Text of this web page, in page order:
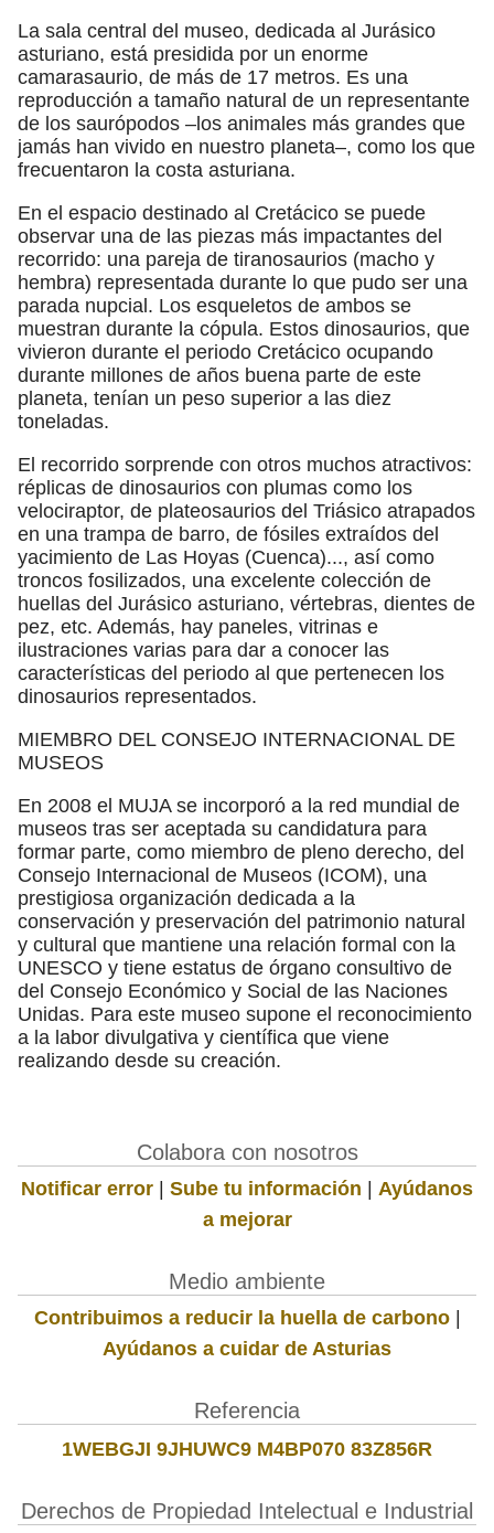
La sala central del museo, dedicada al Jurásico
asturiano, está presidida por un enorme
camarasaurio, de más de 17 metros. Es una
reproducción a tamaño natural de un representante
de los saurópodos –los animales más grandes que
jamás han vivido en nuestro planeta–, como los que
frecuentaron la costa asturiana.
En el espacio destinado al Cretácico se puede
observar una de las piezas más impactantes del
recorrido: una pareja de tiranosaurios (macho y
hembra) representada durante lo que pudo ser una
parada nupcial. Los esqueletos de ambos se
muestran durante la cópula. Estos dinosaurios, que
vivieron durante el periodo Cretácico ocupando
durante millones de años buena parte de este
planeta, tenían un peso superior a las diez
toneladas.
El recorrido sorprende con otros muchos atractivos:
réplicas de dinosaurios con plumas como los
velociraptor, de plateosaurios del Triásico atrapados
en una trampa de barro, de fósiles extraídos del
yacimiento de Las Hoyas (Cuenca)..., así como
troncos fosilizados, una excelente colección de
huellas del Jurásico asturiano, vértebras, dientes de
pez, etc. Además, hay paneles, vitrinas e
ilustraciones varias para dar a conocer las
características del periodo al que pertenecen los
dinosaurios representados.
MIEMBRO DEL CONSEJO INTERNACIONAL DE
MUSEOS
En 2008 el MUJA se incorporó a la red mundial de
museos tras ser aceptada su candidatura para
formar parte, como miembro de pleno derecho, del
Consejo Internacional de Museos (ICOM), una
prestigiosa organización dedicada a la
conservación y preservación del patrimonio natural
y cultural que mantiene una relación formal con la
UNESCO y tiene estatus de órgano consultivo de
del Consejo Económico y Social de las Naciones
Unidas. Para este museo supone el reconocimiento
a la labor divulgativa y científica que viene
realizando desde su creación.
Colabora con nosotros
Notificar error | Sube tu información | Ayúdanos
a mejorar
Medio ambiente
Contribuimos a reducir la huella de carbono|
Ayúdanos a cuidar de Asturias
Referencia
1WEBGJI 9JHUWC9 M4BP070 83Z856R
Derechos de Propiedad Intelectual e Industrial